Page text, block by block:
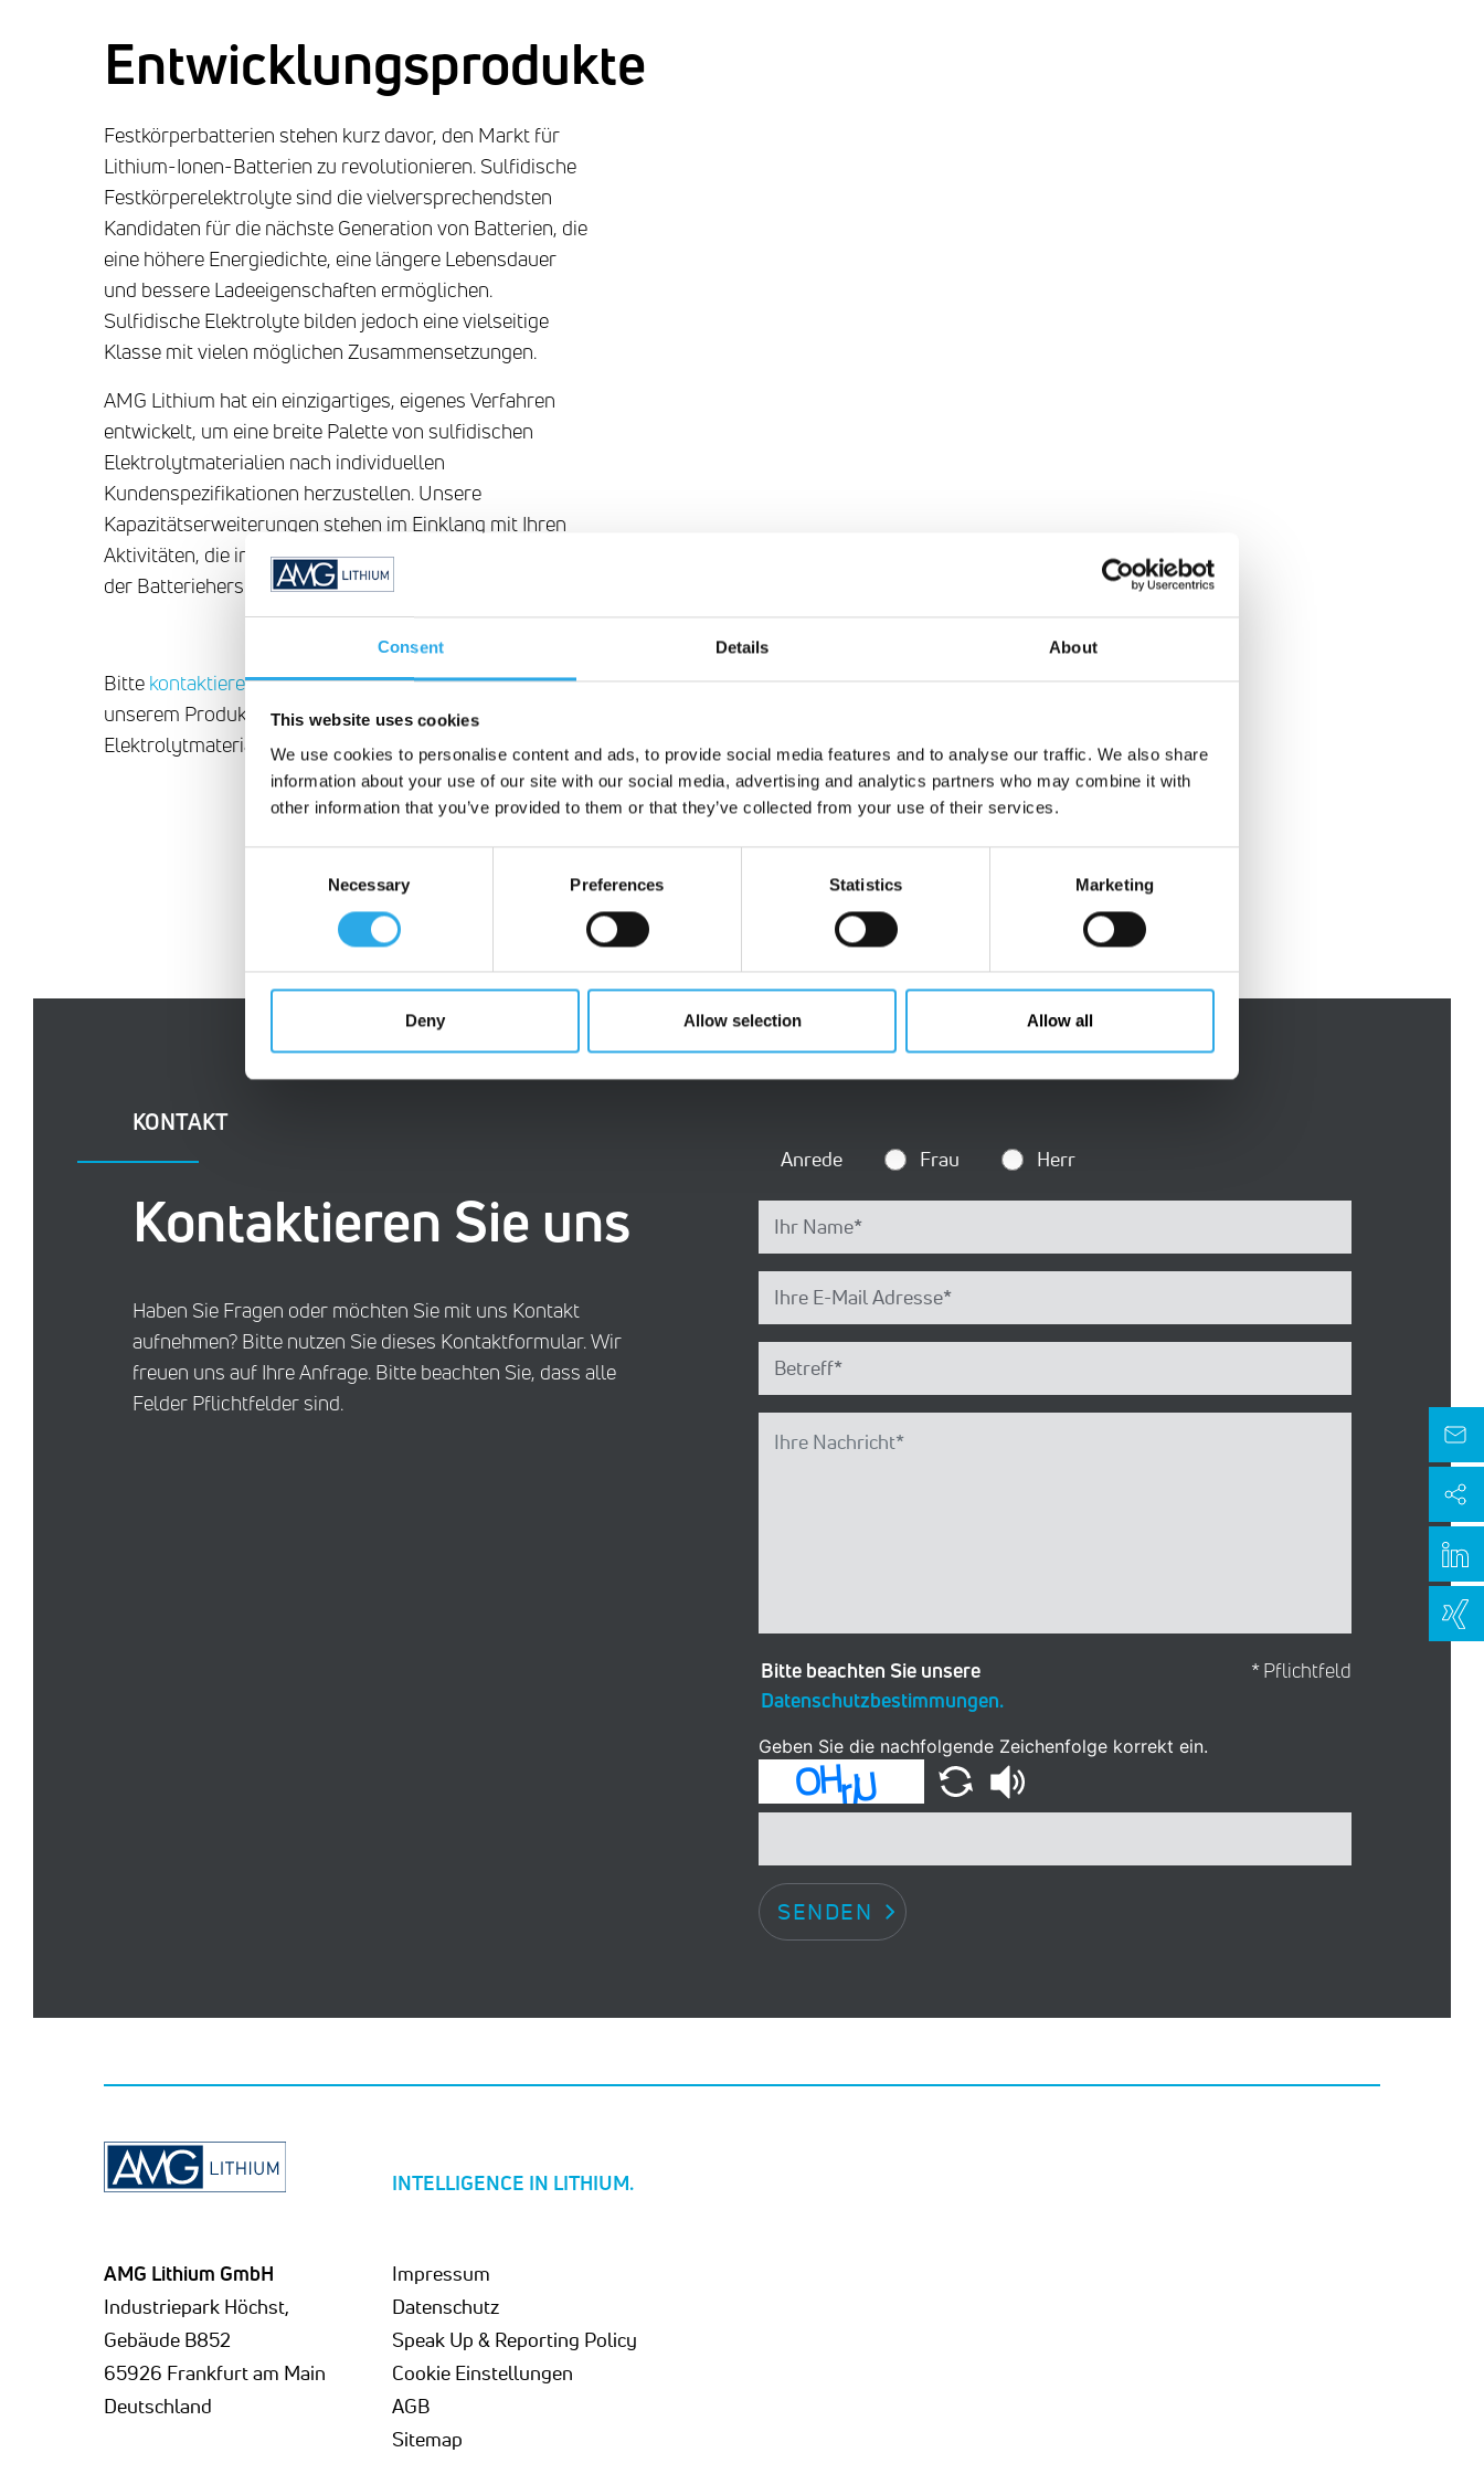
Consent Details About
This website uses cookies
We use cookies to personalise content and ads, to provide social media features and to analyse our traffic. We also share
information about your use of our site with our social media, advertising and analytics partners who may combine it with
other information that you’ve provided to them or that they’ve collected from your use of their services.
Necessary Preferences Statistics Marketing
Deny Allow selection Allow all
Entwicklungsprodukte
Festkörperbatterien stehen kurz davor, den Markt für
Lithium-Ionen-Batterien zu revolutionieren. Sulfidische
Festkörperelektrolyte sind die vielversprechendsten
Kandidaten für die nächste Generation von Batterien, die
eine höhere Energiedichte, eine längere Lebensdauer
und bessere Ladeeigenschaften ermöglichen.
Sulfidische Elektrolyte bilden jedoch eine vielseitige
Klasse mit vielen möglichen Zusammensetzungen.
AMG Lithium hat ein einzigartiges, eigenes Verfahren
entwickelt, um eine breite Palette von sulfidischen
Elektrolytmaterialien nach individuellen
Kundenspezifikationen herzustellen. Unsere
Kapazitätserweiterungen stehen im Einklang mit Ihren
Aktivitäten, die in den Pilot- und Produktionsmaßstab
der Batterieherstellung hineinwachsen.
Bitte kontaktieren Sieuns für weitere Informationen zu
unserem Produktionsprozess für sulfidische
Elektrolytmaterialien.
KONTAKT
Kontaktieren Sie uns
Haben Sie Fragen oder möchten Sie mit uns Kontakt
aufnehmen? Bitte nutzen Sie dieses Kontaktformular. Wir
freuen uns auf Ihre Anfrage. Bitte beachten Sie, dass alle
Felder Pflichtfelder sind.
Anrede Frau Herr
Bitte beachten Sie unsere
Datenschutzbestimmungen.
* Pflichtfeld
Geben Sie die nachfolgende Zeichenfolge korrekt ein.
SENDEN
INTELLIGENCE IN LITHIUM.
AMG Lithium GmbH
Industriepark Höchst,
Gebäude B852
65926 Frankfurt am Main
Deutschland
Impressum
Datenschutz
Speak Up & Reporting Policy
Cookie Einstellungen
AGB
Sitemap